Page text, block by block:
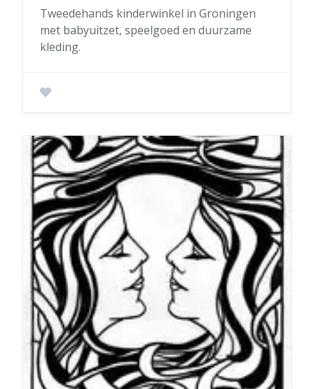
Tweedehands kinderwinkel in Groningen
met babyuitzet, speelgoed en duurzame
kleding.